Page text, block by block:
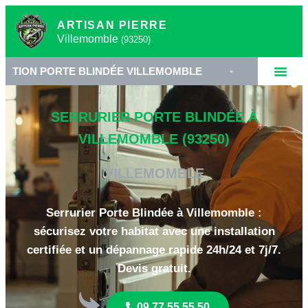
ARTISAN PIERRE
Villemomble (93250)
BLINDÉE VILLEMOMBLE • SERRURERIE
SERRURIER PORTE BLINDÉE À
VILLEMOMBLE (93250)
VILLEMOMBLE
Serrurier Porte Blindée à Villemomble :
sécurisez votre habitat avec une installation
certifiée et un dépannage rapide 24h/24 et 7j/7.
Devis gratuit.